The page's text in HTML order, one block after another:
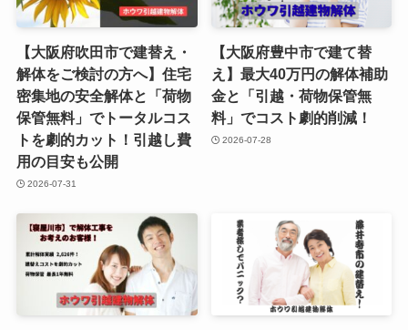
【大阪府吹田市で建替え・
解体をご検討の方へ】住宅
密集地の安全解体と「荷物
保管無料」でトータルコス
トを劇的カット！引越し費
用の目安も公開
2026-07-31
【大阪府豊中市で建て替
え】最大40万円の解体補助
金と「引越・荷物保管無
料」でコスト劇的削減！
2026-07-28